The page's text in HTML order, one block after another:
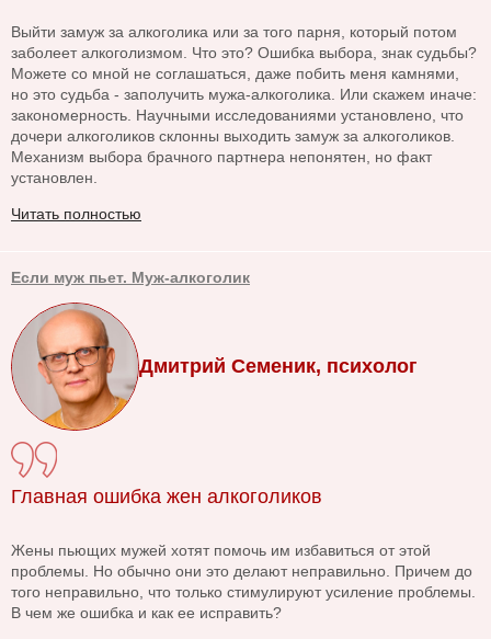
Выйти замуж за алкоголика или за того парня, который потом
заболеет алкоголизмом. Что это? Ошибка выбора, знак судьбы?
Можете со мной не соглашаться, даже побить меня камнями,
но это судьба - заполучить мужа-алкоголика. Или скажем иначе:
закономерность. Научными исследованиями установлено, что
дочери алкоголиков склонны выходить замуж за алкоголиков.
Механизм выбора брачного партнера непонятен, но факт
установлен.
Читать полностью
Если муж пьет. Муж-алкоголик
Дмитрий Семеник, психолог
Главная ошибка жен алкоголиков
Жены пьющих мужей хотят помочь им избавиться от этой
проблемы. Но обычно они это делают неправильно. Причем до
того неправильно, что только стимулируют усиление проблемы.
В чем же ошибка и как ее исправить?